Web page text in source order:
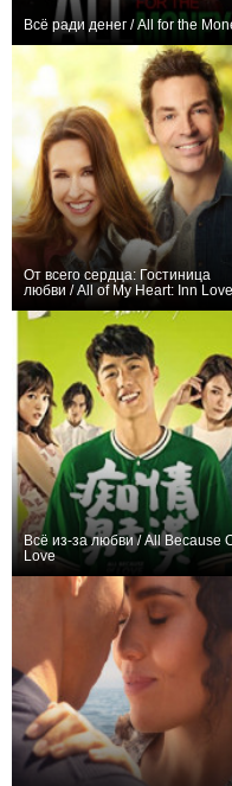
Всё ради денег / All for the
От всего сердца: Гостиница
любви / All of My Heart: Inn Love
Всё из-за любви / All Because
Love